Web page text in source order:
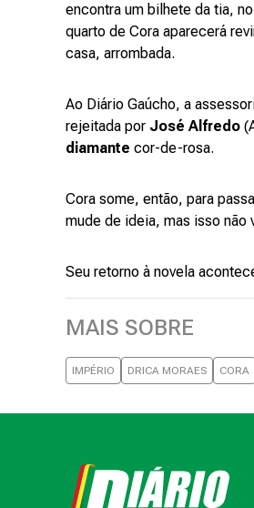
encontra um bilhete da tia,
quarto de Cora aparecerá
casa, arrombada.
Ao Diário Gaúcho, a
rejeitada por José Alfredo
diamante cor-de-rosa.
Cora some, então, para
mude de ideia, mas isso não
Seu retorno à novela
MAIS SOBRE
IMPÉRIO DRICA MORAES CORA